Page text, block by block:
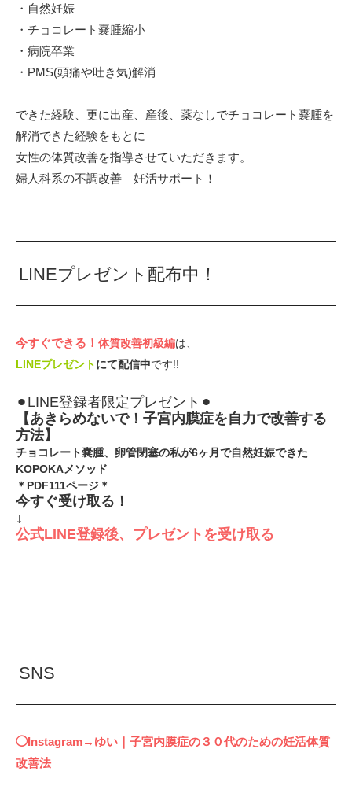
・自然妊娠⁡
・チョコレート嚢腫縮小⁡
・病院卒業⁡
・PMS(頭痛や吐き気)解消⁡
できた経験、更に出産、産後、薬なしでチョコレート嚢腫を
解消できた経験をもとに⁡
女性の体質改善を指導させていただきます。⁡
⁡婦人科系の不調改善 妊活サポート！
LINEプレゼント配布中！
今すぐできる！⁡ 体質改善初級編は、
LINEプレゼントにて配信中です!!
⚫︎LINE登録者限定プレゼント⚫︎
【あきらめないで！子宮内膜症を自力で改善する
方法】⁡
チョコレート嚢腫、卵管閉塞の私が6ヶ月で自然妊娠できた
KOPOKAメソッド
＊PDF111ページ＊
今すぐ受け取る！
↓
公式LINE登録後、プレゼントを受け取る
SNS
◯Instagram→ゆい｜子宮内膜症の３０代のための妊活体質
改善法